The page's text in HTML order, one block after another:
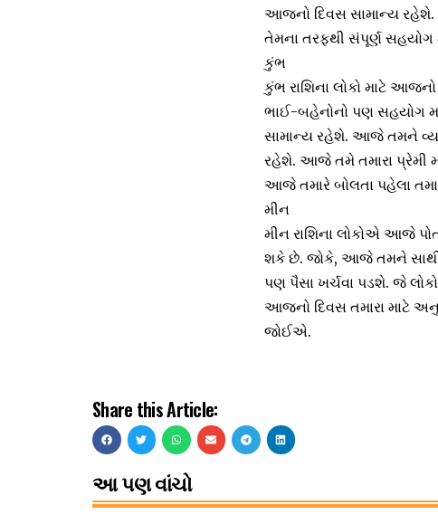
આજનો દિવસ સામાન્ય રહેશે.
તેમના તરફથી સંપૂર્ણ
કુંભ
કુંભ રાશિના લોકો માટે
ભાઈ-બહેનોનો પણ સહયોગ
સામાન્ય રહેશે. આજે તમને
રહેશે. આજે તમે તમારા પ્રેમી
આજે તમારે બોલતા પહેલા
મીન
મીન રાશિના લોકોએ આજે
શકે છે. જોકે, આજે તમને
પણ પૈસા ખર્ચવા પડશે. જે
આજનો દિવસ તમારા માટે
જોઈએ.
Share this Article:
આ પણ વાંચો